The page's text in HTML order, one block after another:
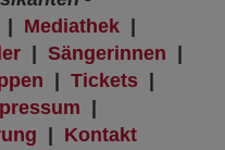
Mediathek|
| Sängerinnen |
| Tickets |
|
| Kontakt